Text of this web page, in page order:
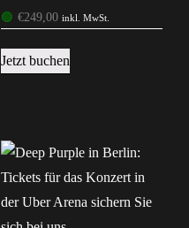
🟢 €249,00 inkl. MwSt.
Jetzt buchen